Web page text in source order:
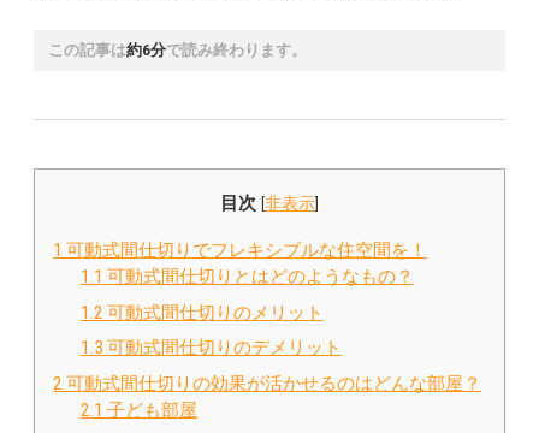
この記事は約6分で読み終わります。
目次 [非表示]
1 可動式間仕切りでフレキシブルな住空間を！
1.1 可動式間仕切りとはどのようなもの？
1.2 可動式間仕切りのメリット
1.3 可動式間仕切りのデメリット
2 可動式間仕切りの効果が活かせるのはどんな部屋？
2.1 子ども部屋